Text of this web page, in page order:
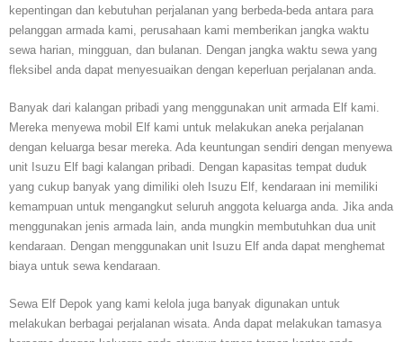
kepentingan dan kebutuhan perjalanan yang berbeda-beda antara para
pelanggan armada kami, perusahaan kami memberikan jangka waktu
sewa harian, mingguan, dan bulanan. Dengan jangka waktu sewa yang
fleksibel anda dapat menyesuaikan dengan keperluan perjalanan anda.
Banyak dari kalangan pribadi yang menggunakan unit armada Elf kami.
Mereka menyewa mobil Elf kami untuk melakukan aneka perjalanan
dengan keluarga besar mereka. Ada keuntungan sendiri dengan menyewa
unit Isuzu Elf bagi kalangan pribadi. Dengan kapasitas tempat duduk
yang cukup banyak yang dimiliki oleh Isuzu Elf, kendaraan ini memiliki
kemampuan untuk mengangkut seluruh anggota keluarga anda. Jika anda
menggunakan jenis armada lain, anda mungkin membutuhkan dua unit
kendaraan. Dengan menggunakan unit Isuzu Elf anda dapat menghemat
biaya untuk sewa kendaraan.
Sewa Elf Depok yang kami kelola juga banyak digunakan untuk
melakukan berbagai perjalanan wisata. Anda dapat melakukan tamasya